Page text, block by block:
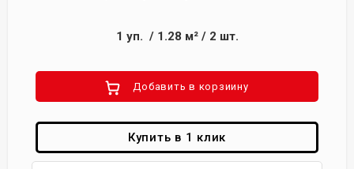
1 уп. / 1.28 м²/ 2 шт.
Добавить в корзиину
Купить в 1 клик